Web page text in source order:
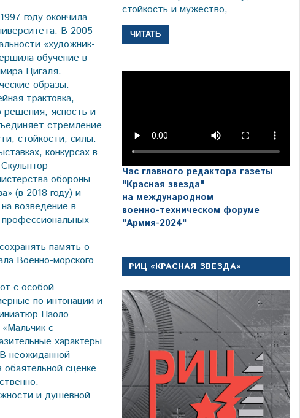
году окончила
В 2005
«художник-
обучение в
Цигаля.
образы.
трактовка,
решения, ясность и
стремление
стойкости, силы.
конкурсах в
обороны
(в 2018 году) и
возведение в
память о
Военно-морского
с особой
по интонации и
Паоло
с
характеры
неожиданной
сценке
и душевной
стойкость и мужество,
ЧИТАТЬ
Час главного редактора газеты
"Красная звезда"
на международном
военно-техническом форуме
"Армия-2024"
РИЦ «КРАСНАЯ ЗВЕЗДА»